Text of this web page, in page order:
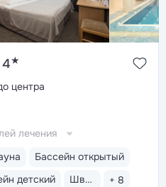
4★
центра
Бассейн открытый
детский Шведский стол + 8
лечения